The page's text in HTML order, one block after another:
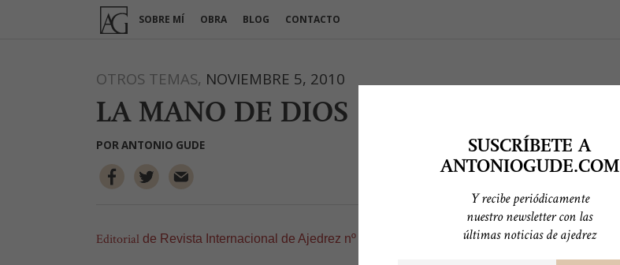
SUSCRÍBETE A
ANTONIOGUDE.COM
Y recibe periódicamente
nuestro newsletter con las
últimas noticias de ajedrez
SOBRE MÍ OBRA BLOG CONTACTO
OTROS TEMAS, NOVIEMBRE 5, 2010
LA MANO DE DIOS
PORANTONIO GUDE
Editorial de Revista Internacional de Ajedrez nº 80, mayo 1994, p. 5